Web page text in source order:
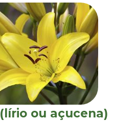
(lírio ou açucena)